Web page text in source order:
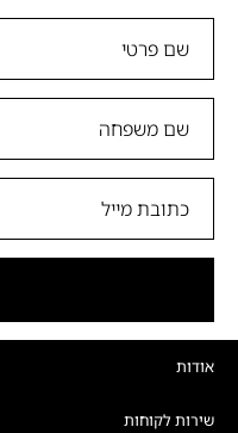
אודות
שירות לקוחות